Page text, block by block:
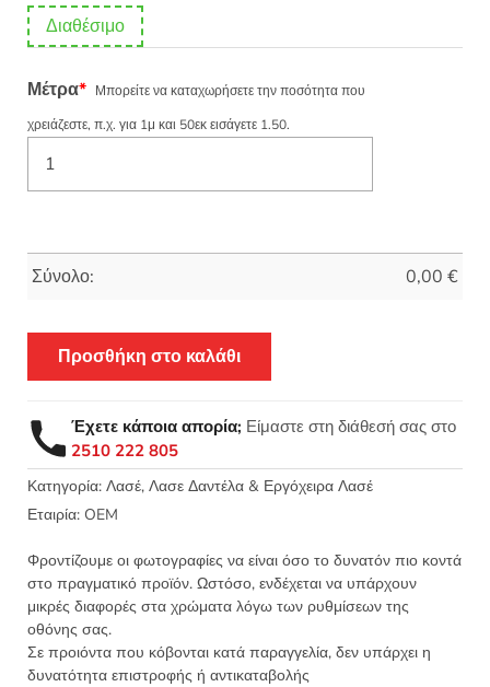
Διαθέσιμο
Μέτρα* Μπορείτε να καταχωρήσετε την ποσότητα που
χρειάζεστε, π.χ. για 1μ και 50εκ εισάγετε 1.50.
Σύνολο: 0,00 €
Προσθήκη στο καλάθι
Έχετε κάποια απορία; Είμαστε στη διάθεσή σας στο
2510 222 805
Κατηγορία: Λασέ, Λασε Δαντέλα & Εργόχειρα Λασέ
Εταιρία: OEM
Φροντίζουμε οι φωτογραφίες να είναι όσο το δυνατόν πιο κοντά
στο πραγματικό προϊόν. Ωστόσο, ενδέχεται να υπάρχουν
μικρές διαφορές στα χρώματα λόγω των ρυθμίσεων της
οθόνης σας.
Σε προιόντα που κόβονται κατά παραγγελία, δεν υπάρχει η
δυνατότητα επιστροφής ή αντικαταβολής